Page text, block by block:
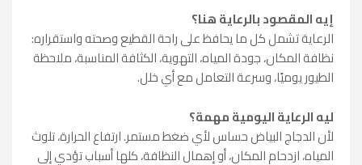
إيه المقصود بالرعاية هنا؟
الرعاية تشمل كل ما يحافظ على راحة القطيع وصحته واستقراره:
نظافة المكان، جودة المياه، التهوية، الكثافة المناسبة، ملاحظة
الطيور يوميًا، وسرعة التعامل مع أي خلل.
ليه الرعاية اليومية مهمة؟
لأن الدجاج البياض حساس لأي ضغط مستمر. ارتفاع الحرارة، تلوث
المياه، ازدحام المكان، أو إهمال النظافة، كلها أسباب تؤدي إلى